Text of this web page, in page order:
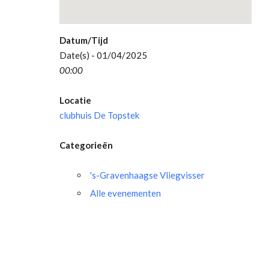
Datum/Tijd
Date(s) - 01/04/2025
00:00
Locatie
clubhuis De Topstek
Categorieën
's-Gravenhaagse Vliegvisser
Alle evenementen